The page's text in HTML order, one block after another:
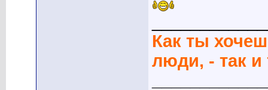
Как ты
люди, - так